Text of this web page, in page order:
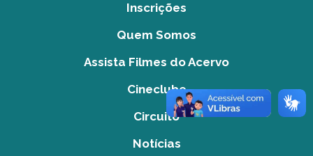
Inscrições
Quem Somos
Assista Filmes do Acervo
Cineclube
Circuito
Notícias